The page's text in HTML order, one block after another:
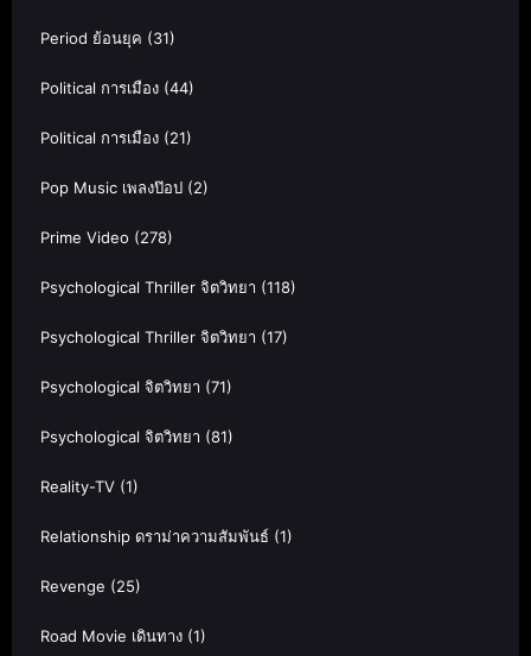
Period ย้อนยุค (31)
Political การเมือง (44)
Political การเมือง (21)
Pop Music เพลงป๊อป (2)
Prime Video (278)
Psychological Thriller จิตวิทยา (118)
Psychological Thriller จิตวิทยา (17)
Psychological จิตวิทยา (71)
Psychological จิตวิทยา (81)
Reality-TV (1)
Relationship ดราม่าความสัมพันธ์ (1)
Revenge (25)
Road Movie เดินทาง (1)